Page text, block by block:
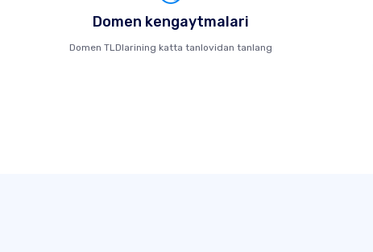
Domen kengaytmalari
Domen TLDlarining katta tanlovidan tanlang